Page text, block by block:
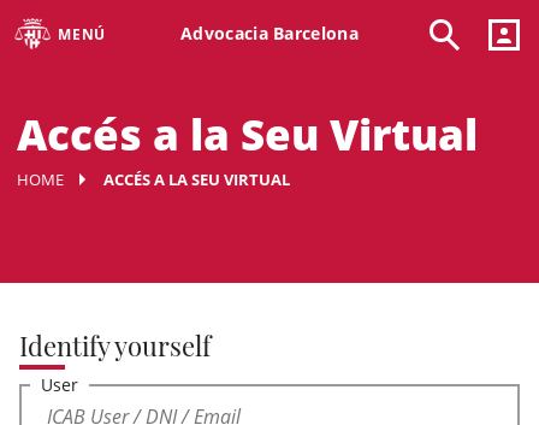
MENÚ Advocacia Barcelona
Accés a la Seu Virtual
HOME ACCÉS A LA SEU VIRTUAL
Identify yourself
User